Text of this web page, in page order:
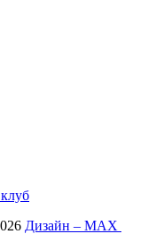
Дизайн – MAX